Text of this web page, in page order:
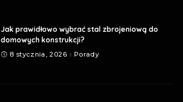
Jak prawidłowo wybrać stal zbrojeniową do
domowych konstrukcji?
8 stycznia, 2026 Porady